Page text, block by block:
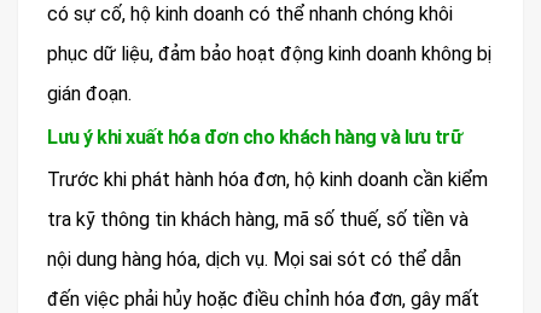
có sự cố, hộ kinh doanh có thể nhanh chóng khôi
phục dữ liệu, đảm bảo hoạt động kinh doanh không bị
gián đoạn.
Lưu ý khi xuất hóa đơn cho khách hàng và lưu trữ
Trước khi phát hành hóa đơn, hộ kinh doanh cần kiểm
tra kỹ thông tin khách hàng, mã số thuế, số tiền và
nội dung hàng hóa, dịch vụ. Mọi sai sót có thể dẫn
đến việc phải hủy hoặc điều chỉnh hóa đơn, gây mất